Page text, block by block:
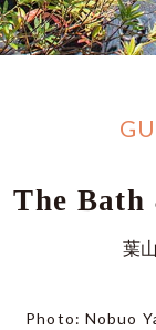
The Bath
葉
Photo: Nobuo